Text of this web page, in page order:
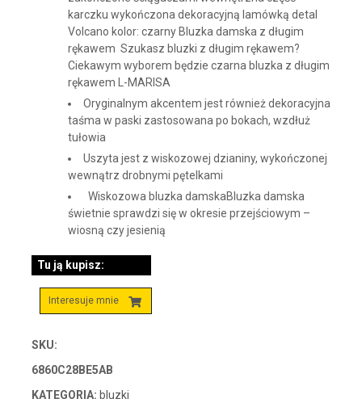
karczku wykończona dekoracyjną lamówką detal
Volcano kolor: czarny Bluzka damska z długim
rękawem Szukasz bluzki z długim rękawem?
Ciekawym wyborem będzie czarna bluzka z długim
rękawem L-MARISA
Oryginalnym akcentem jest również dekoracyjna
taśma w paski zastosowana po bokach, wzdłuż
tułowia
Uszyta jest z wiskozowej dzianiny, wykończonej
wewnątrz drobnymi pętelkami
Wiskozowa bluzka damskaBluzka damska
świetnie sprawdzi się w okresie przejściowym –
wiosną czy jesienią
Tu ją kupisz:
Interesuje mnie
SKU:
6860C28BE5AB
KATEGORIA: bluzki